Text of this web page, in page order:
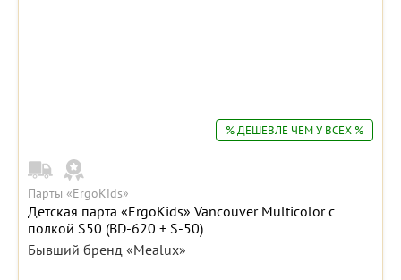
% ДЕШЕВЛЕ ЧЕМ У ВСЕХ %
Парты «ErgoKids»
Детская парта «ErgoKids» Vancouver Multicolor с
полкой S50 (BD-620 + S-50)
Бывший бренд «Mealux»